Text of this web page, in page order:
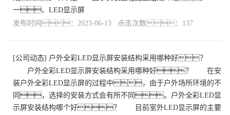
一、LED显示屏
发布时间：2023-06-13 点击次数：137
[公司动态] 户外全彩LED显示屏安装结构采用哪种好？
户外全彩LED显示屏安装结构采用哪种好？ 在安
装户外全彩LED显示屏的过程中，由于户外场所环境的不
同，选择的安装方式会有所不同。户外全彩LED显
示屏安装结构哪个好？ 目前室外LED显示屏的主要